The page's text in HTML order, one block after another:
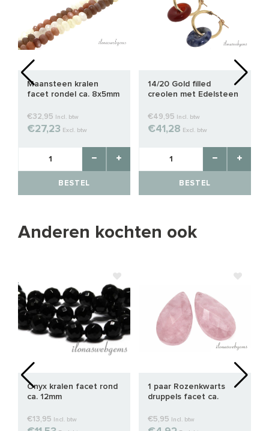
Maansteen kralen
facet rondel ca. 8x5mm
€32,95 Incl. btw
€27,23 Excl. btw
BESTEL
14/20 Gold filled
creolen met Edelsteen
€49,95 Incl. btw
€41,28 Excl. btw
BESTEL
Anderen kochten ook
Onyx kralen facet rond
ca. 12mm
€13,95 Incl. btw
1 paar Rozenkwarts
druppels facet ca.
€5,95 Incl. btw